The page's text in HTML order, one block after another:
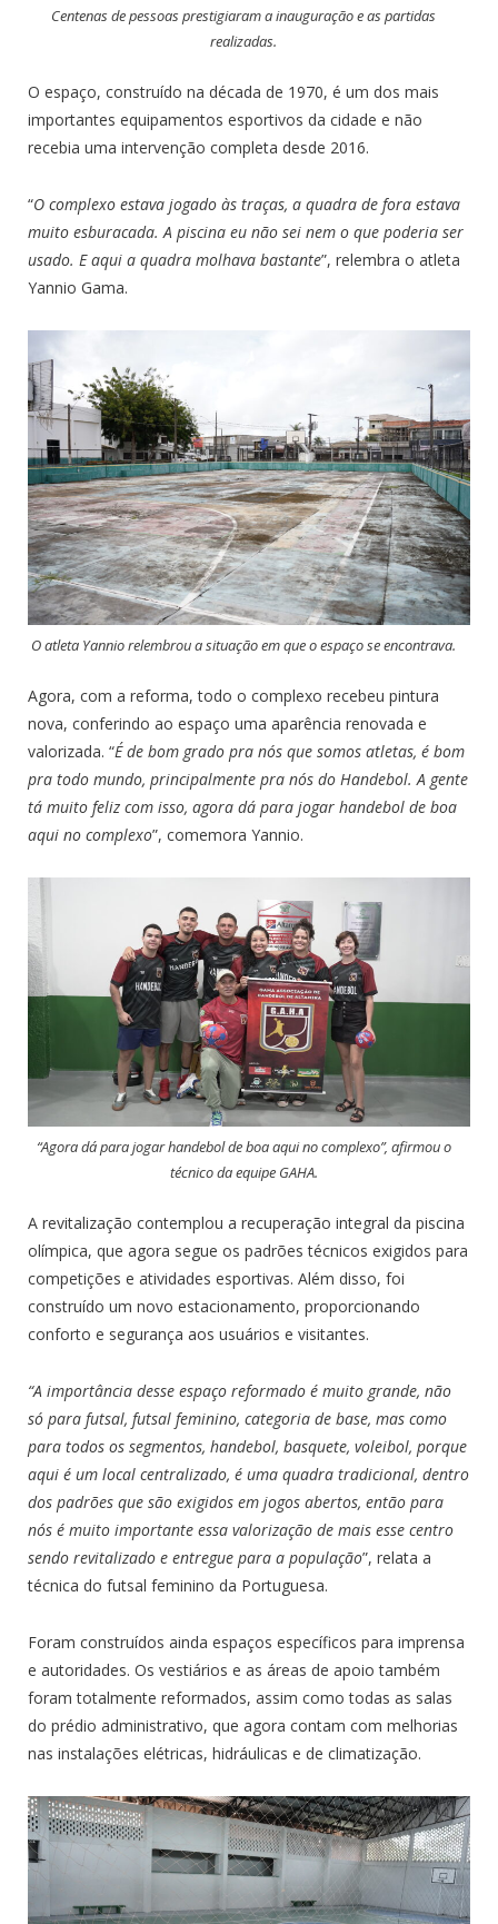
Centenas de pessoas prestigiaram a inauguração e as partidas
realizadas.
O espaço, construído na década de 1970, é um dos mais
importantes equipamentos esportivos da cidade e não
recebia uma intervenção completa desde 2016.
“O complexo estava jogado às traças, a quadra de fora estava
muito esburacada. A piscina eu não sei nem o que poderia ser
usado. E aqui a quadra molhava bastante”, relembra o atleta
Yannio Gama.
O atleta Yannio relembrou a situação em que o espaço se encontrava.
Agora, com a reforma, todo o complexo recebeu pintura
nova, conferindo ao espaço uma aparência renovada e
valorizada. “É de bom grado pra nós que somos atletas, é bom
pra todo mundo, principalmente pra nós do Handebol. A gente
tá muito feliz com isso, agora dá para jogar handebol de boa
aqui no complexo”, comemora Yannio.
“Agora dá para jogar handebol de boa aqui no complexo”, afirmou o
técnico da equipe GAHA.
A revitalização contemplou a recuperação integral da piscina
olímpica, que agora segue os padrões técnicos exigidos para
competições e atividades esportivas. Além disso, foi
construído um novo estacionamento, proporcionando
conforto e segurança aos usuários e visitantes.
“A importância desse espaço reformado é muito grande, não
só para futsal, futsal feminino, categoria de base, mas como
para todos os segmentos, handebol, basquete, voleibol, porque
aqui é um local centralizado, é uma quadra tradicional, dentro
dos padrões que são exigidos em jogos abertos, então para
nós é muito importante essa valorização de mais esse centro
sendo revitalizado e entregue para a população”, relata a
técnica do futsal feminino da Portuguesa.
Foram construídos ainda espaços específicos para imprensa
e autoridades. Os vestiários e as áreas de apoio também
foram totalmente reformados, assim como todas as salas
do prédio administrativo, que agora contam com melhorias
nas instalações elétricas, hidráulicas e de climatização.